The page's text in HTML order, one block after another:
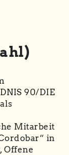
90/DIE
Mitarbeit
in
Offene